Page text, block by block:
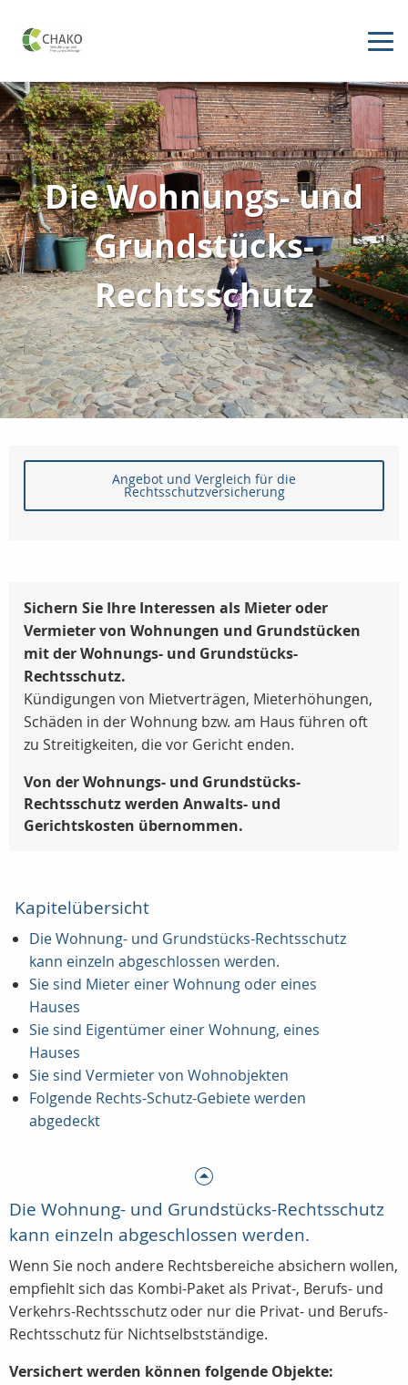
Die Wohnungs- und
Grundstücks-
Rechtsschutz
Angebot und Vergleich für die
Rechtsschutzversicherung
Sichern Sie Ihre Interessen als Mieter oder
Vermieter von Wohnungen und Grundstücken
mit der Wohnungs- und Grundstücks-
Rechtsschutz.
Kündigungen von Mietverträgen, Mieterhöhungen,
Schäden in der Wohnung bzw. am Haus führen oft
zu Streitigkeiten, die vor Gericht enden.
Von der Wohnungs- und Grundstücks-
Rechtsschutz werden Anwalts- und
Gerichtskosten übernommen.
Kapitelübersicht
Die Wohnung- und Grundstücks-Rechtsschutz
kann einzeln abgeschlossen werden.
Sie sind Mieter einer Wohnung oder eines
Hauses
Sie sind Eigentümer einer Wohnung, eines
Hauses
Sie sind Vermieter von Wohnobjekten
Folgende Rechts-Schutz-Gebiete werden
abgedeckt
Die Wohnung- und Grundstücks-Rechtsschutz
kann einzeln abgeschlossen werden.
Wenn Sie noch andere Rechtsbereiche absichern wollen,
empfiehlt sich das Kombi-Paket als Privat-, Berufs- und
Verkehrs-Rechtsschutz oder nur die Privat- und Berufs-
Rechtsschutz für Nichtselbstständige.
Versichert werden können folgende Objekte: